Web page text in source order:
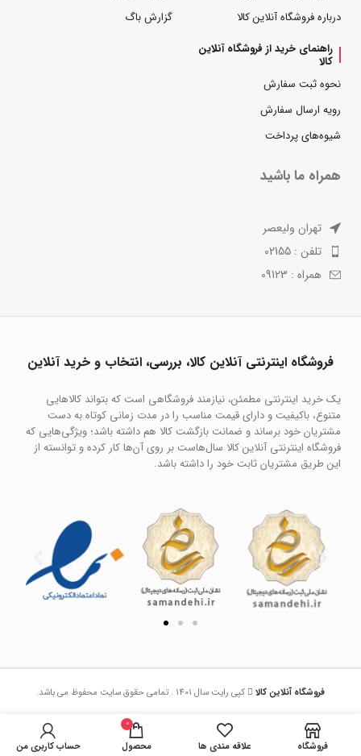
درباره فروشگاه آنلاین کالا
گزارش باگ
راهنمای خرید از فروشگاه آنلاین
کالا
نحوه ثبت سفارش
رویه ارسال سفارش
شیوه‌های پرداخت
همراه ما باشید
تهران ولیعصر
تلفن : 02155
همراه : 09123
فروشگاه اینترنتی آنلاین کالا، بررسی، انتخاب و خرید آنلاین
یک خرید اینترنتی مطمئن، نیازمند فروشگاهی است که بتواند کالاهایی
متنوع، باکیفیت و دارای قیمت مناسب را در مدت زمانی کوتاه به دست
مشتریان خود برساند و ضمانت بازگشت کالا هم داشته باشد؛ ویژگی‌هایی که
فروشگاه اینترنتی آنلاین کالا سال‌هاست بر روی آن‌ها کار کرده و توانسته از
این طریق مشتریان ثابت خود را داشته باشد.
فروشگاه آنلاین کالا کپی رایت سال 1401 . تمامی حقوق سایت محفوظ می باشد.
فروشگاه علاقه مندی ها
0
محصول حساب کاربری من